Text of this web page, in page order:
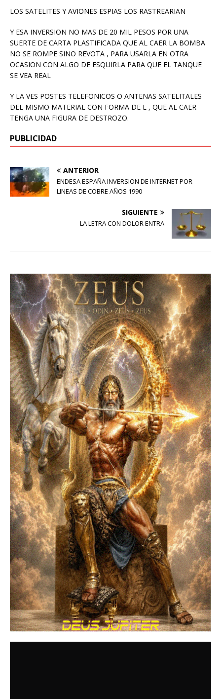
LOS SATELITES Y AVIONES ESPIAS LOS RASTREARIAN
Y ESA INVERSION NO MAS DE 20 MIL PESOS POR UNA
SUERTE DE CARTA PLASTIFICADA QUE AL CAER LA BOMBA
NO SE ROMPE SINO REVOTA , PARA USARLA EN OTRA
OCASION CON ALGO DE ESQUIRLA PARA QUE EL TANQUE
SE VEA REAL
Y LA VES POSTES TELEFONICOS O ANTENAS SATELITALES
DEL MISMO MATERIAL CON FORMA DE L , QUE AL CAER
TENGA UNA FIGURA DE DESTROZO.
PUBLICIDAD
ANTERIOR
ENDESA ESPAÑA INVERSION DE INTERNET POR
LINEAS DE COBRE AÑOS 1990
SIGUIENTE
LA LETRA CON DOLOR ENTRA